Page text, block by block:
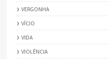
VERGONHA
VÍCIO
VIDA
VIOLÊNCIA